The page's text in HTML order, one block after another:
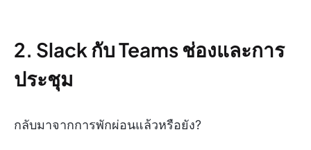
2. Slack กับ Teams ช่องและการ
ประชุม
กลับมาจากการพักผ่อนแล้วหรือยัง?